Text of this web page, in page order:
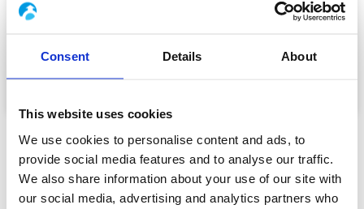
Consent Details About
This website uses cookies
We use cookies to personalise content and ads, to
provide social media features and to analyse our traffic.
We also share information about your use of our site with
our social media, advertising and analytics partners who
« 30 lat w Boccard, prawie tyle samo zwrotów akcji
Czytaj więcej »